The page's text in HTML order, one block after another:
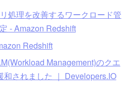
処理を改善するワークロード管
- Amazon Redshift
Redshift
Management)のクエ
和されました ｜ Developers.IO